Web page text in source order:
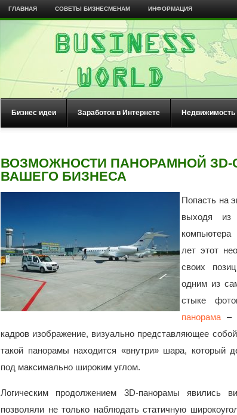
ГЛАВНАЯ СОВЕТЫ БИЗНЕСМЕНАМ ИНФОРМАЦИЯ
Бизнес идеи Заработок в Интернете Недвижимость
ВОЗМОЖНОСТИ ПАНОРАМНОЙ
ВАШЕГО БИЗНЕСА
Попасть на
выходя
лет этот
своих
одним из
стыке
панорама –
кадров изображение, визуально представляющее
такой панорамы находится «внутри» шара, который
под максимально широким углом.
Логическим продолжением 3D-панорамы явились
позволяли не только наблюдать статичную